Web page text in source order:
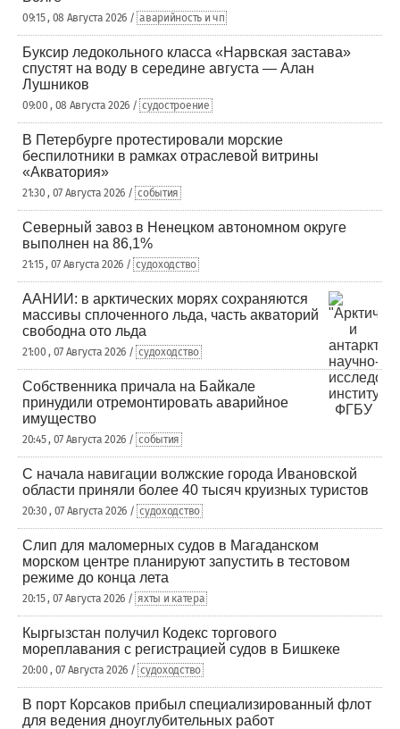
09:15 , 08 Августа 2026 / аварийность и чп
Буксир ледокольного класса «Нарвская застава»
спустят на воду в середине августа — Алан
Лушников
09:00 , 08 Августа 2026 / судостроение
В Петербурге протестировали морские
беспилотники в рамках отраслевой витрины
«Акватория»
21:30 , 07 Августа 2026 / события
Северный завоз в Ненецком автономном округе
выполнен на 86,1%
21:15 , 07 Августа 2026 / судоходство
ААНИИ: в арктических морях сохраняются
массивы сплоченного льда, часть акваторий
свободна ото льда
21:00 , 07 Августа 2026 / судоходство
Собственника причала на Байкале
принудили отремонтировать аварийное
имущество
20:45 , 07 Августа 2026 / события
С начала навигации волжские города Ивановской
области приняли более 40 тысяч круизных туристов
20:30 , 07 Августа 2026 / судоходство
Слип для маломерных судов в Магаданском
морском центре планируют запустить в тестовом
режиме до конца лета
20:15 , 07 Августа 2026 / яхты и катера
Кыргызстан получил Кодекс торгового
мореплавания с регистрацией судов в Бишкеке
20:00 , 07 Августа 2026 / судоходство
В порт Корсаков прибыл специализированный флот
для ведения дноуглубительных работ